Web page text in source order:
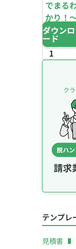
でまる
かり！
ダウンロ
ード
テンプレ
見積書